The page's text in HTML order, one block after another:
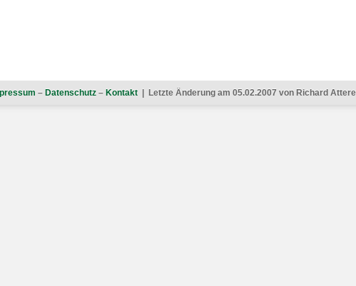
– Datenschutz – Kontakt | Letzte Änderung am 05.02.2007 von Richard